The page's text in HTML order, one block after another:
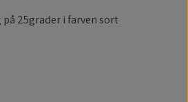
25grader i farven sort